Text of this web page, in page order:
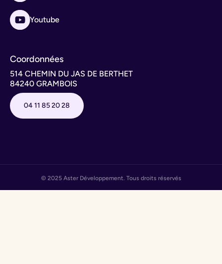
Youtube
Coordonnées
514 CHEMIN DU JAS DE BERTHET
84240 GRAMBOIS
04 11 85 20 28
© 2025 Aster Développement. Tous droits réservés